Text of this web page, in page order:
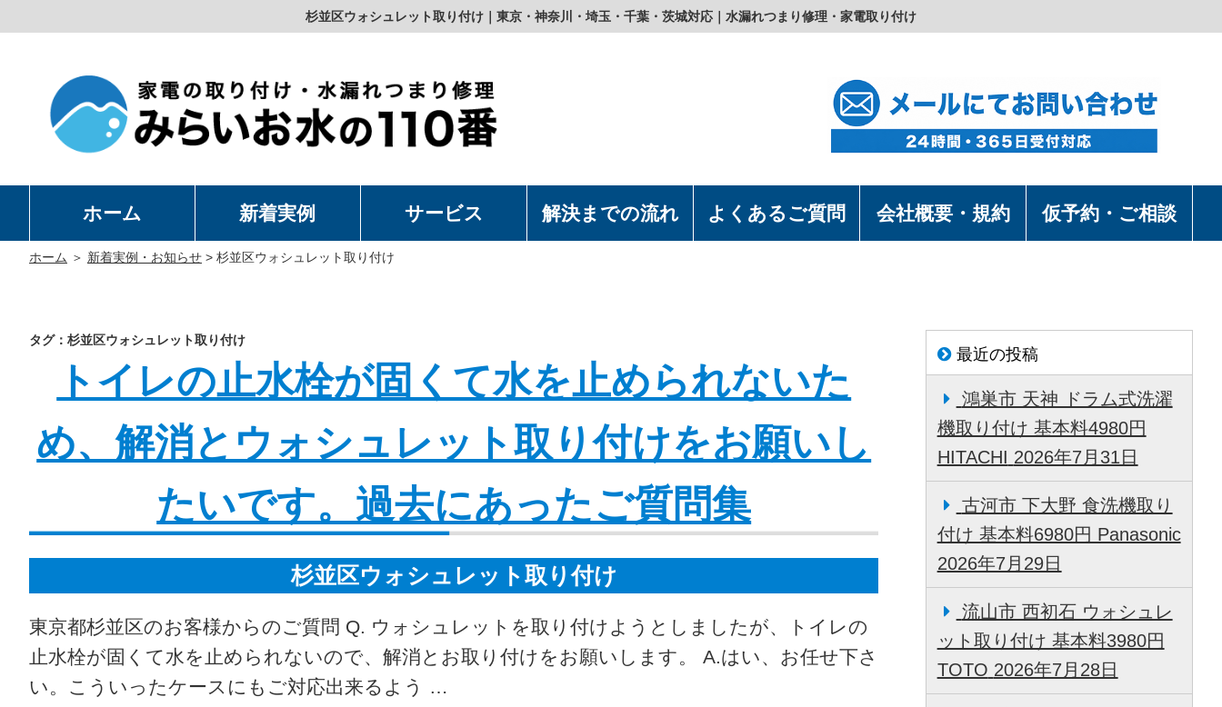
杉並区ウォシュレット取り付け｜東京・神奈川・埼玉・千葉・茨城対応｜水漏れつまり修理・家電取り付け
ホーム 新着実例 サービス
洗濯機の取付・取外
温水洗浄便座の取付・取外
卓上食洗機の取付・取外
水漏れつまり修理
解決までの流れ よくあるご質問 会社概要・規約 仮予約・ご相談
ホーム ＞ 新着実例・お知らせ > 杉並区ウォシュレット取り付け
タグ：杉並区ウォシュレット取り付け
トイレの止水栓が固くて水を止められないた
め、解消とウォシュレット取り付けをお願いし
たいです。過去にあったご質問集
杉並区ウォシュレット取り付け
東京都杉並区のお客様からのご質問 Q. ウォシュレットを取り付けようとしましたが、トイレの
止水栓が固くて水を止められないので、解消とお取り付けをお願いします。 A.はい、お任せ下さ
い。こういったケースにもご対応出来るよう …
最近の投稿
鴻巣市 天神 ドラム式洗濯
機取り付け 基本料4980円
HITACHI 2026年7月31日
古河市 下大野 食洗機取り
付け 基本料6980円 Panasonic
2026年7月29日
流山市 西初石 ウォシュレ
ット取り付け 基本料3980円
TOTO 2026年7月28日